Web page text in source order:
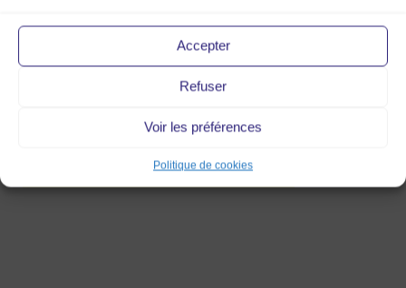
Accepter
Refuser
Voir les préférences
Politique de cookies